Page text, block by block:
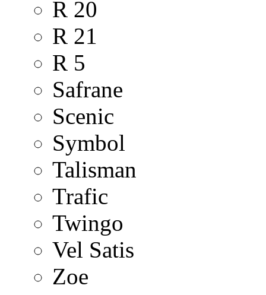
R 20
R 21
R 5
Safrane
Scenic
Symbol
Talisman
Trafic
Twingo
Vel Satis
Zoe